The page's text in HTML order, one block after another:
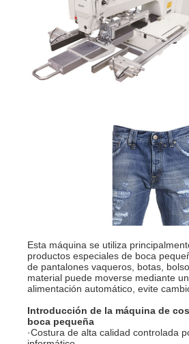
Esta máquina se utiliza
productos especiales de boca
de pantalones vaqueros, botas,
material puede moverse mediante
alimentación automático, evite
Introducción de la máquina de
boca pequeña
·Costura de alta calidad controlada